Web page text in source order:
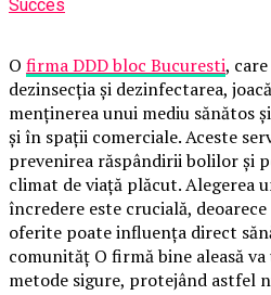
Succes
O firma DDD bloc Bucuresti,
dezinsecția și dezinfectarea,
menținerea unui mediu sănătos
și în spații comerciale. Aceste
prevenirea răspândirii bolilor și
climat de viață plăcut. Alegerea
încredere este crucială,
oferite poate influența direct
comunităț O firmă bine aleasă
metode sigure, protejând astfel